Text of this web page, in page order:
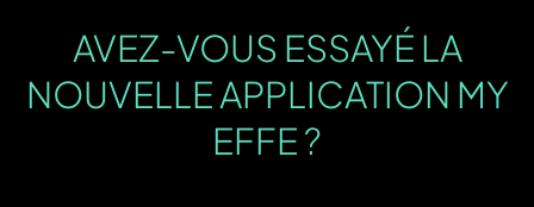
AVEZ-VOUS ESSAYÉ LA
NOUVELLE APPLICATION MY
EFFE ?